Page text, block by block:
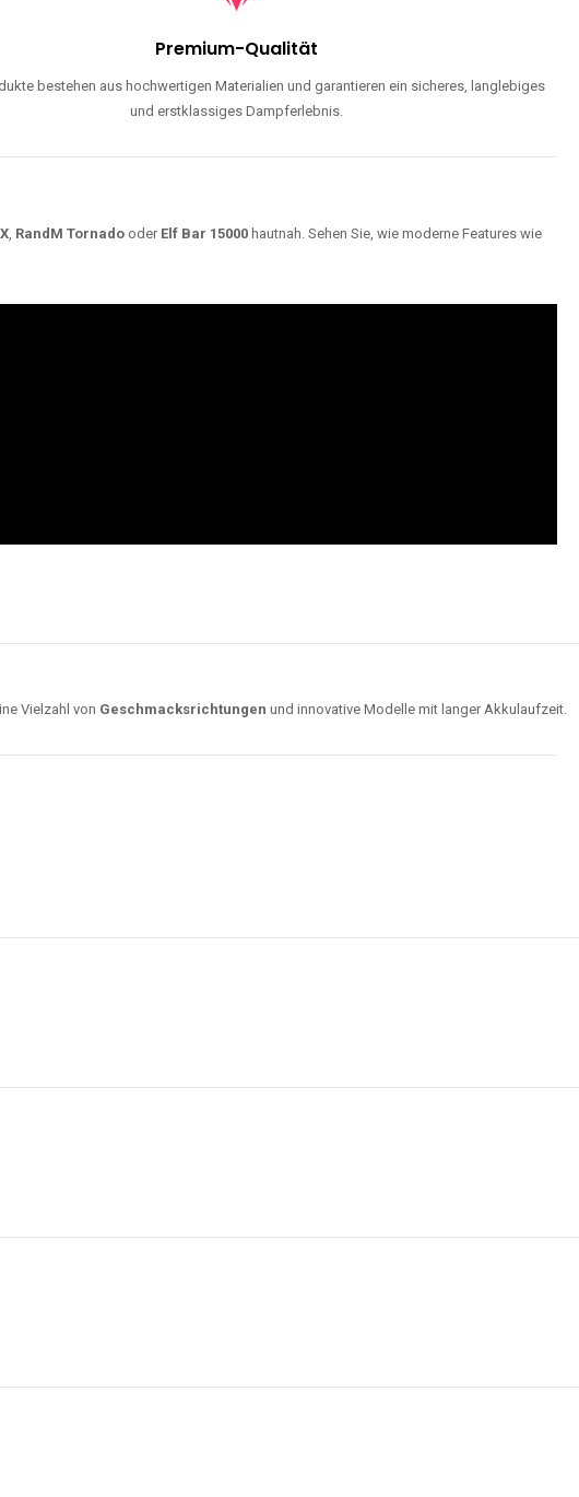
Premium-Qualität
bestehen aus hochwertigen Materialien und garantieren ein sicheres, langlebiges
und erstklassiges Dampferlebnis.
, RandM Tornado oder Elf Bar 15000 hautnah. Sehen Sie, wie moderne Features wie
Vielzahl von Geschmacksrichtungen und innovative Modelle mit langer Akkulaufzeit.